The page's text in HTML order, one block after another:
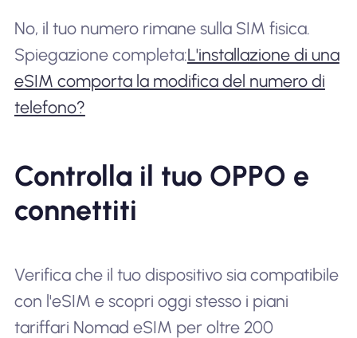
No, il tuo numero rimane sulla SIM fisica.
Spiegazione completa:L'installazione di una
eSIM comporta la modifica del numero di
telefono?
Controlla il tuo OPPO e
connettiti
Verifica che il tuo dispositivo sia compatibile
con l'eSIM e scopri oggi stesso i piani
tariffari Nomad eSIM per oltre 200